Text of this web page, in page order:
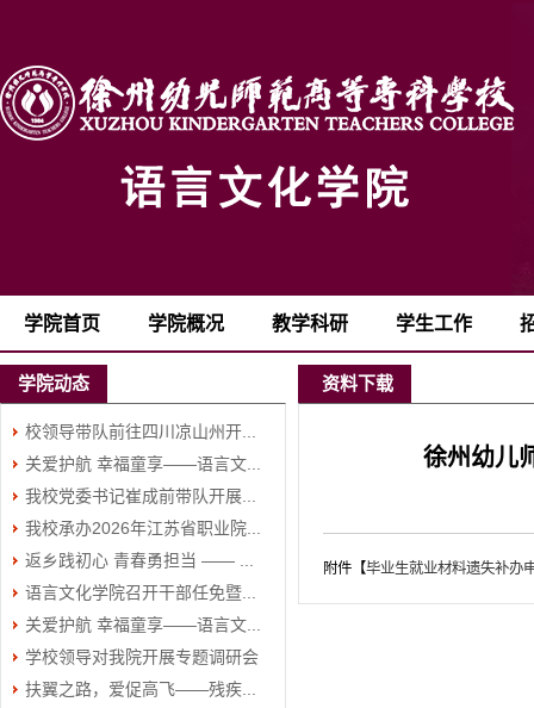
学院首页 学院概况 教学科研 学生工作
学院动态
校领导带队前往四川凉山州开...
关爱护航 幸福童享——语言文...
我校党委书记崔成前带队开展...
我校承办2026年江苏省职业院...
返乡践初心 青春勇担当 —— ...
语言文化学院召开干部任免暨...
关爱护航 幸福童享——语言文...
学校领导对我院开展专题调研会
扶翼之路，爱促高飞——残疾...
资料下载
徐州幼儿
附件【毕业生就业材料遗失补办